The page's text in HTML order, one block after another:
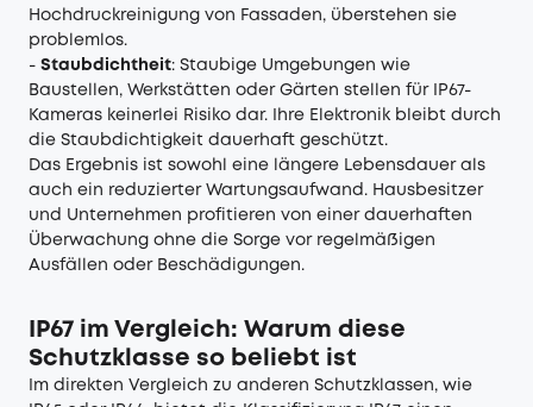
Hochdruckreinigung von Fassaden, überstehen sie
problemlos.
- Staubdichtheit: Staubige Umgebungen wie
Baustellen, Werkstätten oder Gärten stellen für IP67-
Kameras keinerlei Risiko dar. Ihre Elektronik bleibt durch
die Staubdichtigkeit dauerhaft geschützt.
Das Ergebnis ist sowohl eine längere Lebensdauer als
auch ein reduzierter Wartungsaufwand. Hausbesitzer
und Unternehmen profitieren von einer dauerhaften
Überwachung ohne die Sorge vor regelmäßigen
Ausfällen oder Beschädigungen.
IP67 im Vergleich: Warum diese
Schutzklasse so beliebt ist
Im direkten Vergleich zu anderen Schutzklassen, wie